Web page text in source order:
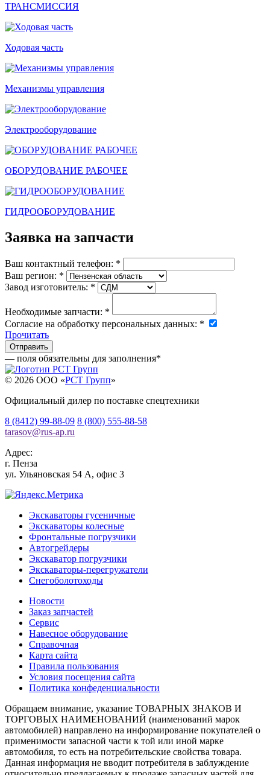
ТРАНСМИССИЯ
Ходовая часть
Механизмы управления
Электрооборудование
ОБОРУДОВАНИЕ РАБОЧЕЕ
ГИДРООБОРУДОВАНИЕ
Заявка на запчасти
Ваш контактный телефон: *
Ваш регион: *
Завод изготовитель: *
Необходимые запчасти: *
Согласие на обработку персональных данных: *
Прочитать
— поля обязательны для заполнения*
© 2026 OOO «РСТ Групп»
Официальный дилер по поставке спецтехники
8 (8412) 99-88-09 8 (800) 555-88-58
tarasov@rus-ap.ru
Адрес:
г. Пенза
ул. Ульяновская 54 А, офис 3
Экскаваторы гусеничные
Экскаваторы колесные
Фронтальные погрузчики
Автогрейдеры
Экскаватор погрузчики
Экскаваторы-перегружатели
Снегоболотоходы
Новости
Заказ запчастей
Сервис
Навесное оборудование
Справочная
Карта сайта
Правила пользования
Условия посещения сайта
Политика конфеденциальности
Обращаем внимание, указание ТОВАРНЫХ ЗНАКОВ И
ТОРГОВЫХ НАИМЕНОВАНИЙ (наименований марок
автомобилей) направлено на информирование покупателей о
применимости запасной части к той или иной марке
автомобиля, то есть на потребительские свойства товара.
Данная информация не вводит потребителя в заблуждение